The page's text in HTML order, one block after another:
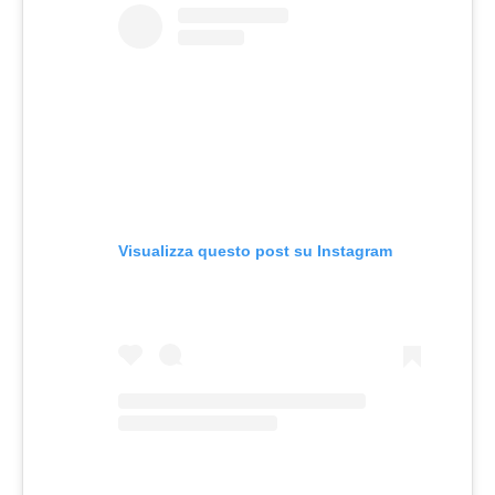
Visualizza questo post su Instagram